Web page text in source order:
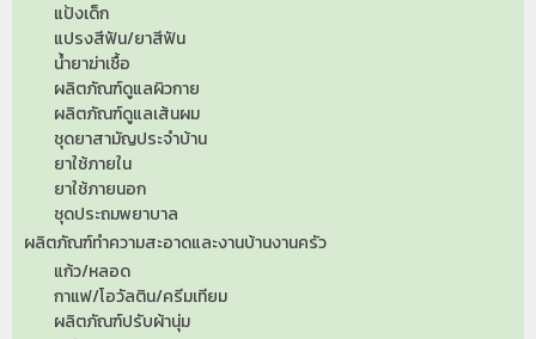
แป้งเด็ก
แปรงสีฟัน/ยาสีฟัน
น้ำยาฆ่าเชื้อ
ผลิตภัณฑ์ดูแลผิวกาย
ผลิตภัณฑ์ดูแลเส้นผม
ชุดยาสามัญประจำบ้าน
ยาใช้ภายใน
ยาใช้ภายนอก
ชุดประถมพยาบาล
ผลิตภัณฑ์ทำความสะอาดและงานบ้านงานครัว
แก้ว/หลอด
กาแฟ/โอวัลติน/ครีมเทียม
ผลิตภัณฑ์ปรับผ้านุ่ม